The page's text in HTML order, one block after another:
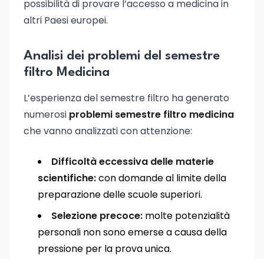
possibilità di provare l’accesso a medicina in
altri Paesi europei.
Analisi dei problemi del semestre
filtro Medicina
L’esperienza del semestre filtro ha generato
numerosi problemi semestre filtro medicina
che vanno analizzati con attenzione:
Difficoltà eccessiva delle materie
scientifiche:con domande al limite della
preparazione delle scuole superiori.
Selezione precoce: molte potenzialità
personali non sono emerse a causa della
pressione per la prova unica.